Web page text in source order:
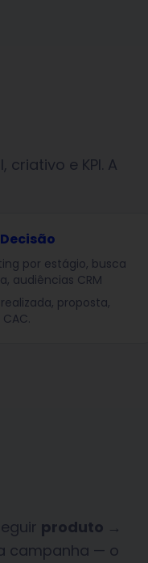
e KPI. A
por estágio, busca
audiências CRM
realizada, proposta,
produto →
campanha — o